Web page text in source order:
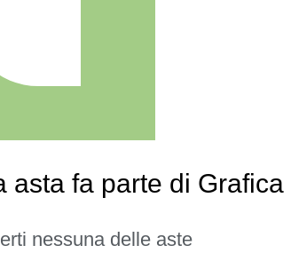
asta fa parte di
nessuna delle aste